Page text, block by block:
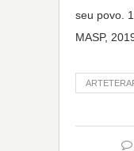
seu povo.
MASP,